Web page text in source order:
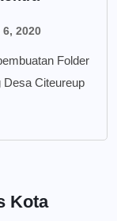
6, 2020
Folder
Desa Citeureup
Kota